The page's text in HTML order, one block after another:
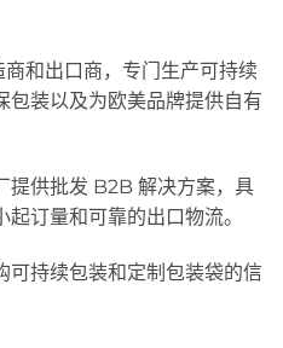
和出口商，专门生产可持续
包装以及为欧美品牌提供自有
提供批发 B2B 解决方案，具
订量和可靠的出口物流。
可持续包装和定制包装袋的信